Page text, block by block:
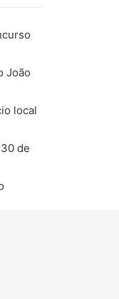
João
local
de